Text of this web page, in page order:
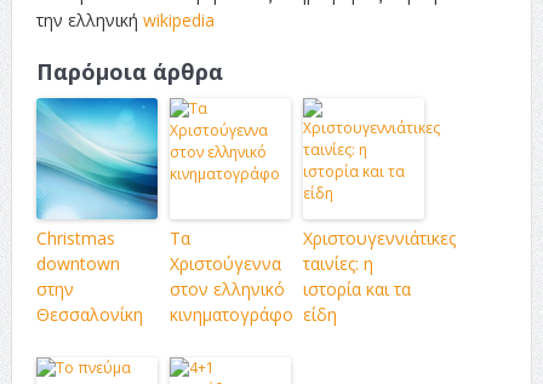
την ελληνική wikipedia
Παρόμοια άρθρα
Christmas
downtown
στην
Θεσσαλονίκη
Τα
Χριστούγεννα
στον ελληνικό
κινηματογράφο
Χριστουγεννιάτικες
ταινίες: η
ιστορία και τα
είδη